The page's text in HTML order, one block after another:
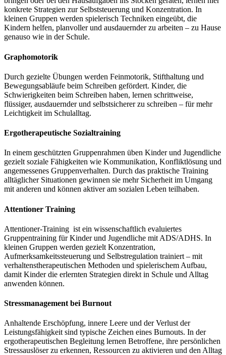
konkrete Strategien zur Selbststeuerung und Konzentration. In
kleinen Gruppen werden spielerisch Techniken eingeübt, die
Kindern helfen, planvoller und ausdauernder zu arbeiten – zu Hause
genauso wie in der Schule.
Graphomotorik
Durch gezielte Übungen werden Feinmotorik, Stifthaltung und
Bewegungsabläufe beim Schreiben gefördert. Kinder, die
Schwierigkeiten beim Schreiben haben, lernen schrittweise,
flüssiger, ausdauernder und selbstsicherer zu schreiben – für mehr
Leichtigkeit im Schulalltag.
Ergotherapeutische Sozialtraining
In einem geschützten Gruppenrahmen üben Kinder und Jugendliche
gezielt soziale Fähigkeiten wie Kommunikation, Konfliktlösung und
angemessenes Gruppenverhalten. Durch das praktische Training
alltäglicher Situationen gewinnen sie mehr Sicherheit im Umgang
mit anderen und können aktiver am sozialen Leben teilhaben.
Attentioner Training
Attentioner-Training ist ein wissenschaftlich evaluiertes
Gruppentraining für Kinder und Jugendliche mit ADS/ADHS. In
kleinen Gruppen werden gezielt Konzentration,
Aufmerksamkeitssteuerung und Selbstregulation trainiert – mit
verhaltenstherapeutischen Methoden und spielerischem Aufbau,
damit Kinder die erlernten Strategien direkt in Schule und Alltag
anwenden können.
Stressmanagement bei Burnout
Anhaltende Erschöpfung, innere Leere und der Verlust der
Leistungsfähigkeit sind typische Zeichen eines Burnouts. In der
ergotherapeutischen Begleitung lernen Betroffene, ihre persönlichen
Stressauslöser zu erkennen, Ressourcen zu aktivieren und den Alltag